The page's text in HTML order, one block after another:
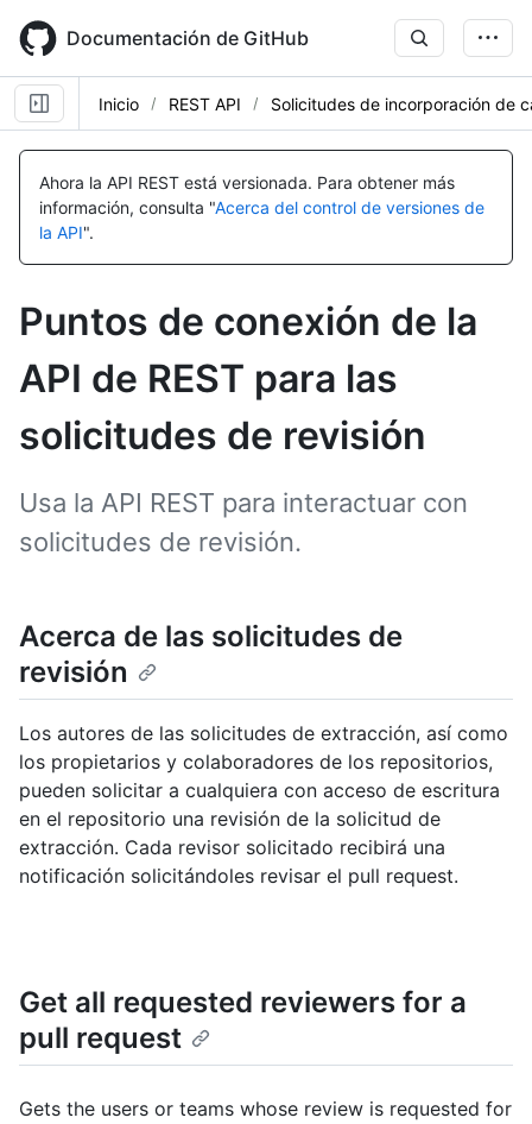
main
content
Documentación de GitHub
Inicio REST API Solicitudes de incorporación de
Ahora la API REST está versionada. Para obtener más
información, consulta "Acerca del control de versiones de
la API".
Puntos de conexión de la
API de REST para las
solicitudes de revisión
Usa la API REST para interactuar con
solicitudes de revisión.
Acerca de las solicitudes de
revisión
Los autores de las solicitudes de extracción, así como
los propietarios y colaboradores de los repositorios,
pueden solicitar a cualquiera con acceso de escritura
en el repositorio una revisión de la solicitud de
extracción. Cada revisor solicitado recibirá una
notificación solicitándoles revisar el pull request.
Get all requested reviewers for a
pull request
Gets the users or teams whose review is requested for
Nombre,
Tipo,
Descripción
Nombre,
Tipo,
Descripción
Nombre,
Tipo,
Descripción
Nombre,
Tipo,
Descripción
Nombre,
Tipo,
Descripción
Nombre,
Tipo,
Descripción
Nombre,
Tipo,
Descripción
Nombre,
Tipo,
Descripción